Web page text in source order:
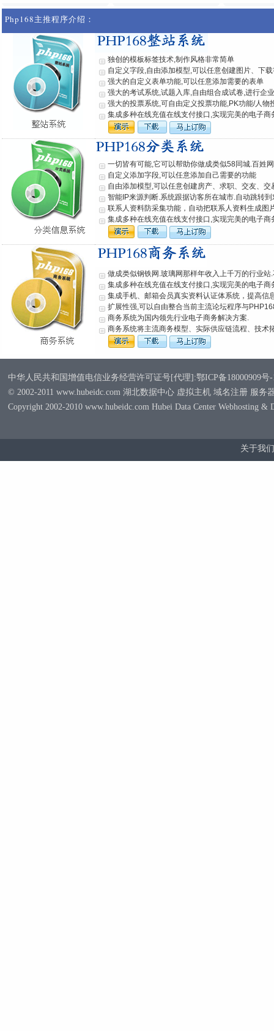
Php168主推程序介绍：
独创的模板标签技术,制作风格非常简单
自定义字段,自由添加模型,可以任意创建图片、下
强大的自定义表单功能,可以任意添加需要的表单
强大的考试系统,试题入库,自由组合成试卷,进行企
强大的投票系统,可自由定义投票功能,PK功能/人物
集成多种在线充值在线支付接口,实现完美的电子商
一切皆有可能,它可以帮助你做成类似58同城.百姓
自定义添加字段,可以任意添加自己需要的功能
自由添加模型,可以任意创建房产、求职、交友、交
智能IP来源判断.系统跟据访客所在城市.自动跳转
联系人资料防采集功能，自动把联系人资料生成图
集成多种在线充值在线支付接口,实现完美的电子商
做成类似钢铁网.玻璃网那样年收入上千万的行业站
集成多种在线充值在线支付接口,实现完美的电子商
集成手机、邮箱会员真实资料认证体系统，提高信
扩展性强,可以自由整合当前主流论坛程序与
商务系统为国内领先行业电子商务解决方案.
商务系统将主流商务模型、实际供应链流程、技术
中华人民共和国增值电信业务经营许可证号[代理]:鄂ICP备18000909号-
© 2002-2011 www.hubeidc.com 湖北数据中心 虚拟主机 域名注册 服务
Copyright 2002-2010 www.hubeidc.com Hubei Data Center Webhosting &
关于我们